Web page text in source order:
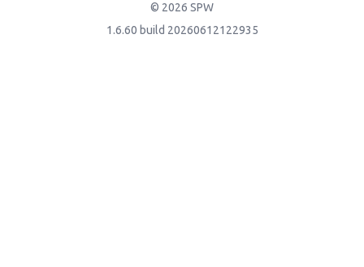
© 2026 SPW
1.6.60 build 20260612122935